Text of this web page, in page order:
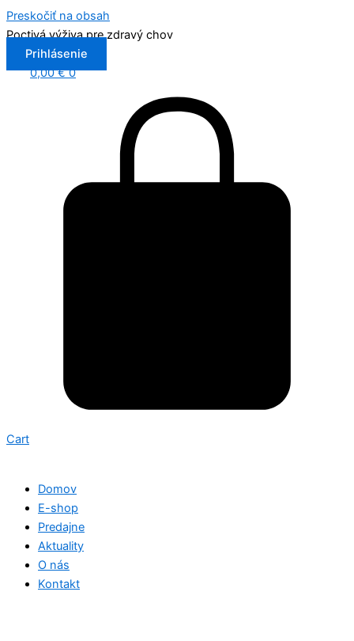
Preskočiť na obsah
Poctivá výživa pre zdravý chov
Prihlásenie
0,00€ 0
Cart
Domov
E-shop
Predajne
Aktuality
O nás
Kontakt